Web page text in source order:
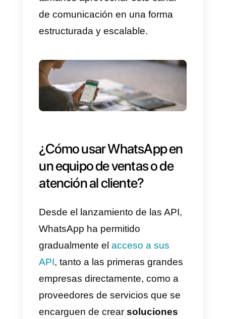
Business, ni siquiera ofrecían la
oportunidad de “extraer” chats
hacia plataformas capaces de
proporcionar una gestión de chat
multiusuario.
Simplemente quela gestión de
chatno se podía distribuir a un
equipo de ventas o de atención
cliente.
En agosto de 2018, la compañía
finalmente anunció el
lanzamiento deWhatsApp
Business API
, abriendo las